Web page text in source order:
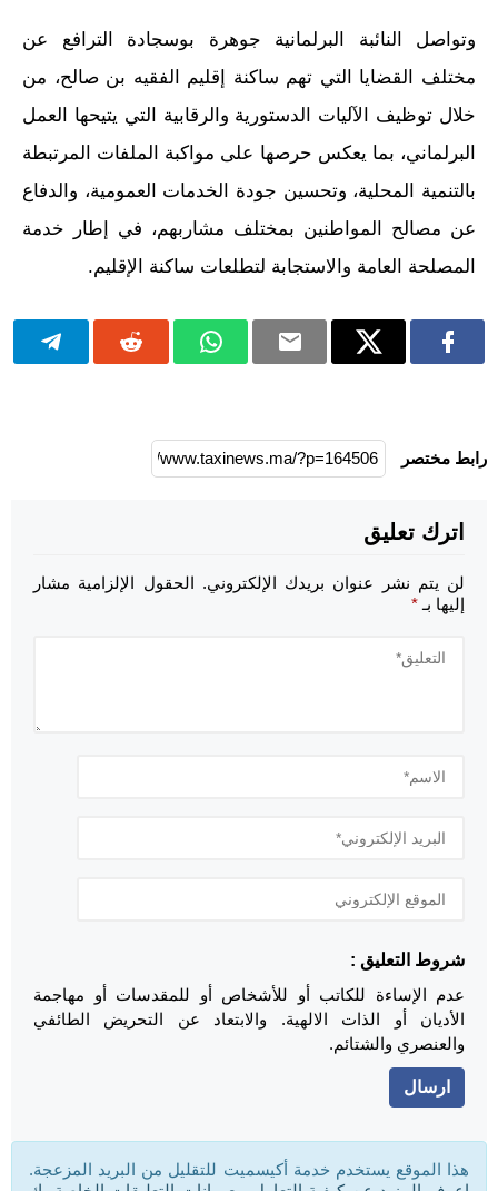
وتواصل النائبة البرلمانية جوهرة بوسجادة الترافع عن
مختلف القضايا التي تهم ساكنة إقليم الفقيه بن صالح، من
خلال توظيف الآليات الدستورية والرقابية التي يتيحها العمل
البرلماني، بما يعكس حرصها على مواكبة الملفات المرتبطة
بالتنمية المحلية، وتحسين جودة الخدمات العمومية، والدفاع
عن مصالح المواطنين بمختلف مشاربهم، في إطار خدمة
المصلحة العامة والاستجابة لتطلعات ساكنة الإقليم.
رابط مختصر
اترك تعليق
لن يتم نشر عنوان بريدك الإلكتروني. الحقول الإلزامية مشار
إليها بـ *
شروط التعليق :
عدم الإساءة للكاتب أو للأشخاص أو للمقدسات أو مهاجمة
الأديان أو الذات الالهية. والابتعاد عن التحريض الطائفي
والعنصري والشتائم.
هذا الموقع يستخدم خدمة أكيسميت للتقليل من البريد المزعجة.